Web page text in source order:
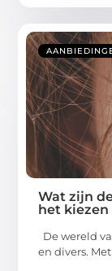
Wat zijn
het kiezen
De wereld
en divers.